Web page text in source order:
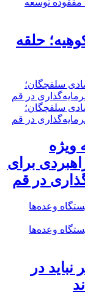
حلقه
ویژه
برای
در قم
در